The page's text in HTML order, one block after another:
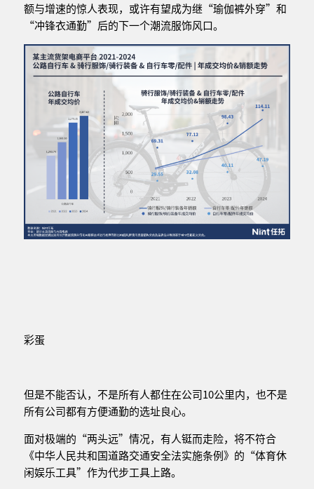
额与增速的惊人表现，或许有望成为继“瑜伽裤外穿”和
“冲锋衣通勤”后的下一个潮流服饰风口。
彩蛋
但是不能否认，不是所有人都住在公司10公里内，也不是
所有公司都有方便通勤的选址良心。
面对极端的“两头远”情况，有人铤而走险，将不符合
《中华人民共和国道路交通安全法实施条例》的“体育休
闲娱乐工具”作为代步工具上路。